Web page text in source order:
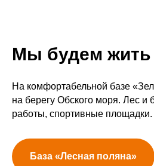
Мы будем жить
На комфортабельной базе
на берегу Обского моря. Лес и
работы, спортивные площадки.
База «Лесная поляна»